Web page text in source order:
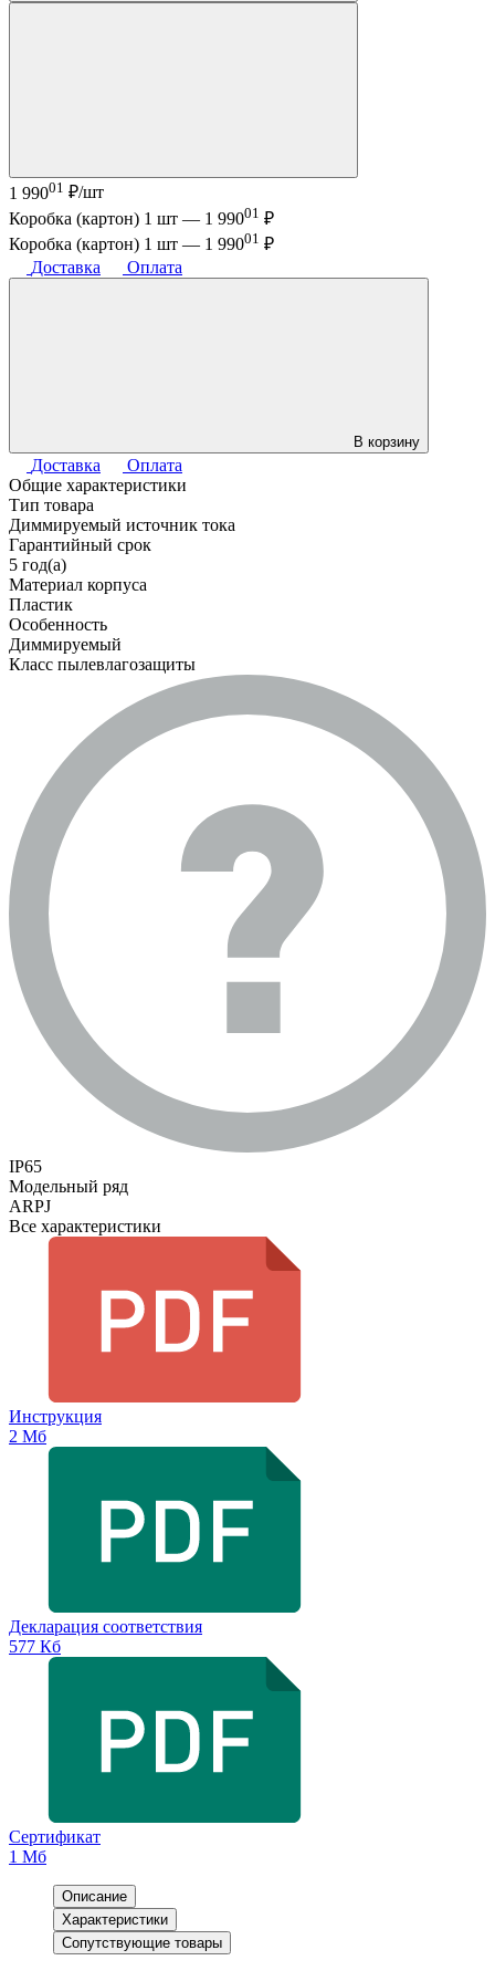
1 99001 ₽/шт
Коробка (картон) 1 шт — 1 99001 ₽
Коробка (картон) 1 шт — 1 99001 ₽
Доставка
Оплата
В корзину
Доставка
Оплата
Общие характеристики
Тип товара
Диммируемый источник тока
Гарантийный срок
5 год(а)
Материал корпуса
Пластик
Особенность
Диммируемый
Класс пылевлагозащиты
IP65
Модельный ряд
ARPJ
Все характеристики
Инструкция
2 Мб
Декларация соответствия
577 Кб
Сертификат
1 Мб
Описание
Характеристики
Сопутствующие товары